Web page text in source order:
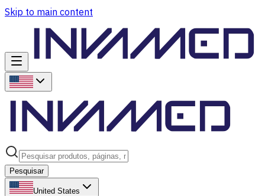
Skip to main content
Pesquisar
United States